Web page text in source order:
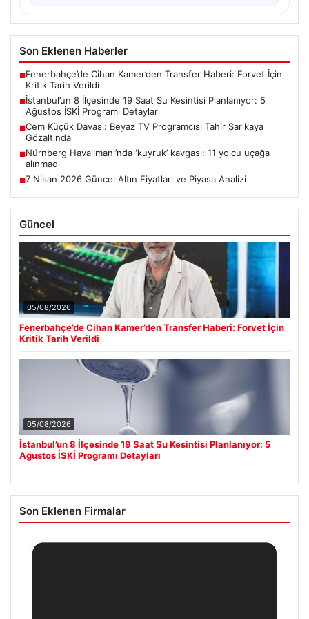
Son Eklenen Haberler
■Fenerbahçe’de Cihan Kamer’den Transfer Haberi: Forvet İçin
Kritik Tarih Verildi
■İstanbul’un 8 İlçesinde 19 Saat Su Kesintisi Planlanıyor: 5
Ağustos İSKİ Programı Detayları
■Cem Küçük Davası: Beyaz TV Programcısı Tahir Sarıkaya
Gözaltında
■Nürnberg Havalimanı’nda ‘kuyruk’ kavgası: 11 yolcu uçağa
alınmadı
■7 Nisan 2026 Güncel Altın Fiyatları ve Piyasa Analizi
Güncel
05/08/2026
Fenerbahçe’de Cihan Kamer’den Transfer Haberi: Forvet İçin
Kritik Tarih Verildi
05/08/2026
İstanbul’un 8 İlçesinde 19 Saat Su Kesintisi Planlanıyor: 5
Ağustos İSKİ Programı Detayları
Son Eklenen Firmalar